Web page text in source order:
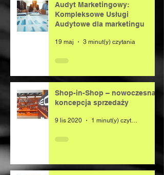
Audyt Marketingowy:
Kompleksowe Usługi
Audytowe dla marketingu
19 maj 3 minut(y) czytania
Shop-in-Shop – nowoczesna
koncepcja sprzedaży
9 lis 2020 1 minut(y) czytania